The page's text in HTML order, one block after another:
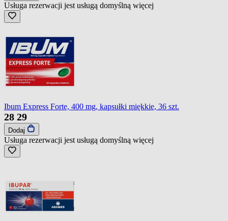
Usługa rezerwacji jest usługą domyślną więcej
Ibum Express Forte, 400 mg, kapsułki miękkie, 36 szt.
28 29
Dodaj
Usługa rezerwacji jest usługą domyślną więcej